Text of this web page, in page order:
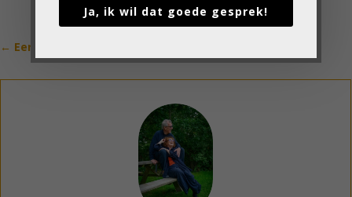
← Eerder geplaatst
Ja, ik wil dat goede gesprek!